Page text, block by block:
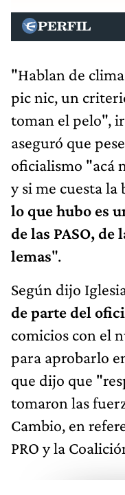
"Hablan de
pic nic, un
toman el pelo",
aseguró que
oficialismo "acá
y si me cuesta
lo que hubo es
de las PASO, de
lemas".
Según dijo
de parte del
comicios con el
para aprobarlo
que dijo que
tomaron las
Cambio, en
PRO y la